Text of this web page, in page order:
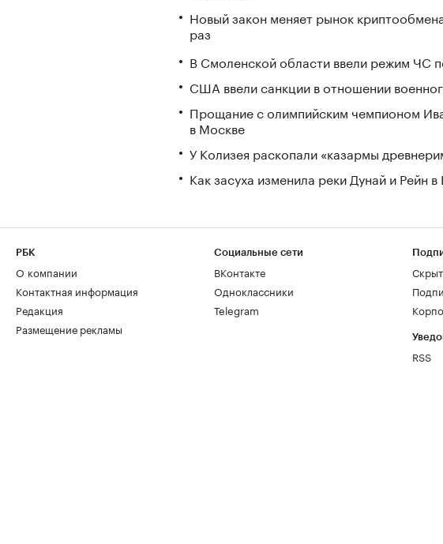
Новый закон меняет рынок
раз
В Смоленской области ввели режим ЧС
США ввели санкции в отношении
Прощание с олимпийским чемпионом
в Москве
У Колизея раскопали «казармы
Как засуха изменила реки Дунай и Рейн
РБК
О компании
Контактная информация
Редакция
Размещение рекламы
Социальные сети
ВКонтакте
Одноклассники
Telegram
RSS